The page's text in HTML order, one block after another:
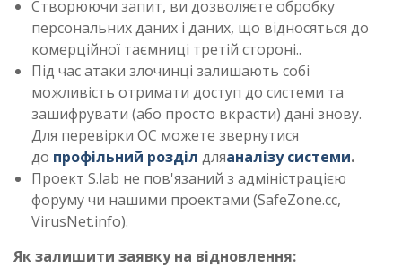
Створюючи запит, ви дозволяєте обробку
персональних даних і даних, що відносяться до
комерційної таємниці третій стороні..
Під час атаки злочинці залишають собі
можливість отримати доступ до системи та
зашифрувати (або просто вкрасти) дані знову.
Для перевірки ОС можете звернутися
до профільний розділ дляаналізу системи.
Проект S.lab не пов'язаний з адміністрацією
форуму чи нашими проектами (SafeZone.cc,
VirusNet.info).
Як залишити заявку на відновлення: